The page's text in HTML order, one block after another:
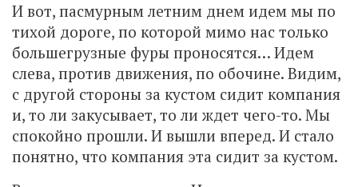
И вот, пасмурным летним днем идем мы по
тихой дороге, по которой мимо нас только
большегрузные фуры проносятся… Идем
слева, против движения, по обочине. Видим,
с другой стороны за кустом сидит компания
и, то ли закусывает, то ли ждет чего-то. Мы
спокойно прошли. И вышли вперед. И стало
понятно, что компания эта сидит за кустом.